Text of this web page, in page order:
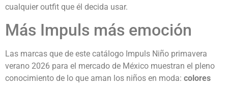
cualquier outfit que él decida usar.
Más Impuls más emoción
Las marcas que de este catálogo Impuls Niño primavera
verano 2026 para el mercado de México muestran el pleno
conocimiento de lo que aman los niños en moda: colores